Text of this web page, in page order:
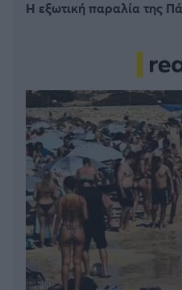
Η εξωτική παραλία της